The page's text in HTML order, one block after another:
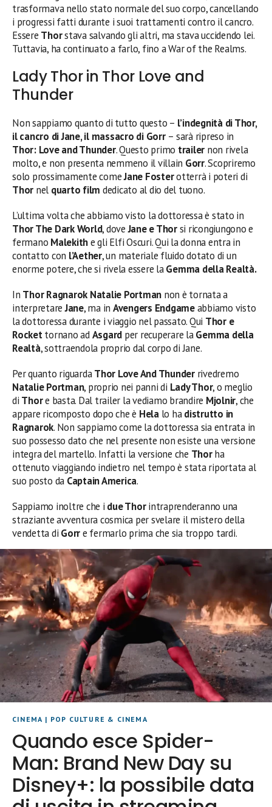
trasformava nello stato normale del suo corpo, cancellando
i progressi fatti durante i suoi trattamenti contro il cancro.
Essere Thorstava salvando gli altri, ma stava uccidendo lei.
Tuttavia, ha continuato a farlo, fino a War of the Realms.
Lady Thor in Thor Love and
Thunder
Non sappiamo quanto di tutto questo – l’indegnità di Thor,
il cancro di Jane, il massacro di Gorr – sarà ripreso in
Thor: Love and Thunder. Questo primo trailer non rivela
molto, e non presenta nemmeno il villain Gorr. Scopriremo
solo prossimamente comeJane Fosterotterrà i poteri di
Thor nel quarto film dedicato al dio del tuono.
L’ultima volta che abbiamo visto la dottoressa è stato in
Thor The Dark World, doveJane e Thorsi ricongiungono e
fermano Malekithe gli Elfi Oscuri. Qui la donna entra in
contatto con l’Aether, un materiale fluido dotato di un
enorme potere, che si rivela essere laGemma della Realtà.
In Thor Ragnarok Natalie Portman non è tornata a
interpretareJane, ma in Avengers Endgameabbiamo visto
la dottoressa durante i viaggio nel passato. Qui Thor e
Rockettornano adAsgard per recuperare laGemma della
Realtà, sottraendola proprio dal corpo di Jane.
Per quanto riguardaThor Love And Thunderrivedremo
Natalie Portman, proprio nei panni di Lady Thor, o meglio
di Thore basta. Dal trailer la vediamo brandire Mjolnir, che
appare ricomposto dopo che è Hela lo hadistrutto in
Ragnarok. Non sappiamo come la dottoressa sia entrata in
suo possesso dato che nel presente non esiste una versione
integra del martello. Infatti la versione che Thorha
ottenuto viaggiando indietro nel tempo è stata riportata al
suo posto da Captain America.
Sappiamo inoltre che i due Thorintraprenderanno una
straziante avventura cosmica per svelare il mistero della
vendetta di Gorre fermarlo prima che sia troppo tardi.
CINEMA | POP CULTURE & CINEMA
Quando esce Spider-
Man: Brand New Day su
Disney+: la possibile data